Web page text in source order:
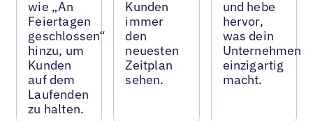
wie „An
Feiertagen
geschlossen“
hinzu, um
Kunden
auf dem
Laufenden
zu halten.
Kunden
immer
den
neuesten
Zeitplan
sehen.
und hebe
hervor,
was dein
Unternehmen
einzigartig
macht.